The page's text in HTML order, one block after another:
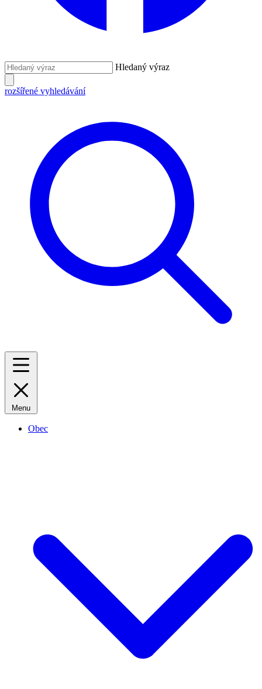
Hledaný výraz
rozšířené vyhledávání
Menu
Obec